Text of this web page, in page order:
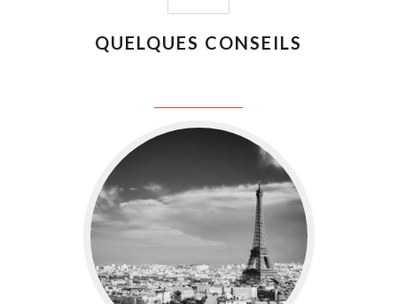
QUELQUES CONSEILS